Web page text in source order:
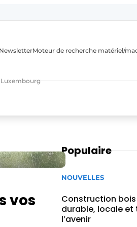
NewsletterMoteur de recherche matériel/
vos
Populaire
NOUVELLES
Construction
durable, locale et
l’avenir